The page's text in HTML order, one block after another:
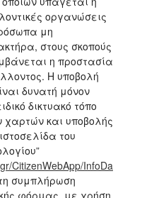
οργανώσεις
μη
στους σκοπούς
η προστασία
Η υποβολή
δυνατή μόνον
δικτυακό τόπο
και υποβολής
του
CitizenWebApp/InfoDa
συμπλήρωση
φόρμας, με χρήση